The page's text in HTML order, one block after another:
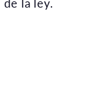
la ley.